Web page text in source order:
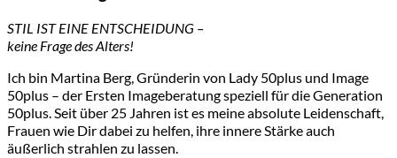
STIL IST EINE ENTSCHEIDUNG –
keine Frage des Alters!
Ich bin Martina Berg, Gründerin von Lady 50plus und Image
50plus – der Ersten Imageberatung speziell für die Generation
50plus. Seit über 25 Jahren ist es meine absolute Leidenschaft,
Frauen wie Dir dabei zu helfen, ihre innere Stärke auch
äußerlich strahlen zu lassen.